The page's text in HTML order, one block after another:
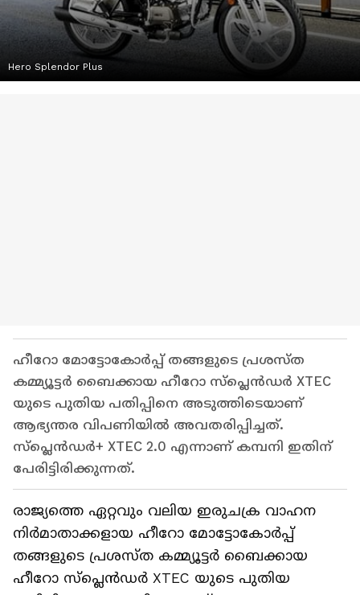
Hero Splendor Plus
ഹീറോ മോട്ടോകോർപ്പ് തങ്ങളുടെ പ്രശസ്ത
കമ്മ്യൂട്ടർ ബൈക്കായ ഹീറോ സ്‌പ്ലെൻഡർ XTEC
യുടെ പുതിയ പതിപ്പിനെ അടുത്തിടെയാണ്
ആഭ്യന്തര വിപണിയിൽ അവതരിപ്പിച്ചത്.
സ്‌പ്ലെൻഡർ+ XTEC 2.0 എന്നാണ് കമ്പനി ഇതിന്
പേരിട്ടിരിക്കുന്നത്.
രാജ്യത്തെ ഏറ്റവും വലിയ ഇരുചക്ര വാഹന
നിർമാതാക്കളായ ഹീറോ മോട്ടോകോർപ്പ്
തങ്ങളുടെ പ്രശസ്ത കമ്മ്യൂട്ടർ ബൈക്കായ
ഹീറോ സ്‌പ്ലെൻഡർ XTEC യുടെ പുതിയ